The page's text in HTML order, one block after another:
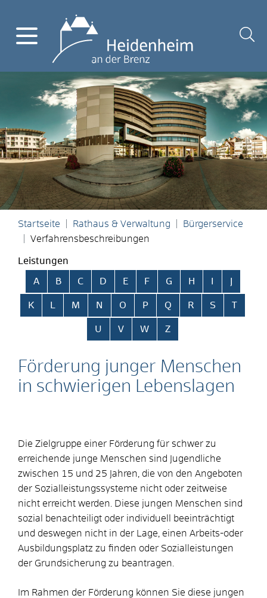
Startseite Rathaus & Verwaltung
Bürgerservice
Verfahrensbeschreibungen
Leistungen
Alphabetisches Register überspringen
A B C D E F G H
K L M N O P Q R S T
U V W Z
Förderung junger Menschen
in schwierigen Lebenslagen
Die Zielgruppe einer Förderung für schwer zu
erreichende junge Menschen sind Jugendliche
zwischen 15 und 25 Jahren, die von den Angeboten
der Sozialleistungssysteme nicht oder zeitweise
nicht erreicht werden. Diese jungen Menschen sind
sozial benachteiligt oder individuell beeinträchtigt
und deswegen nicht in der Lage, einen Arbeits-oder
Ausbildungsplatz zu finden oder Sozialleistungen
der Grundsicherung zu beantragen.
Im Rahmen der Förderung können Sie diese jungen